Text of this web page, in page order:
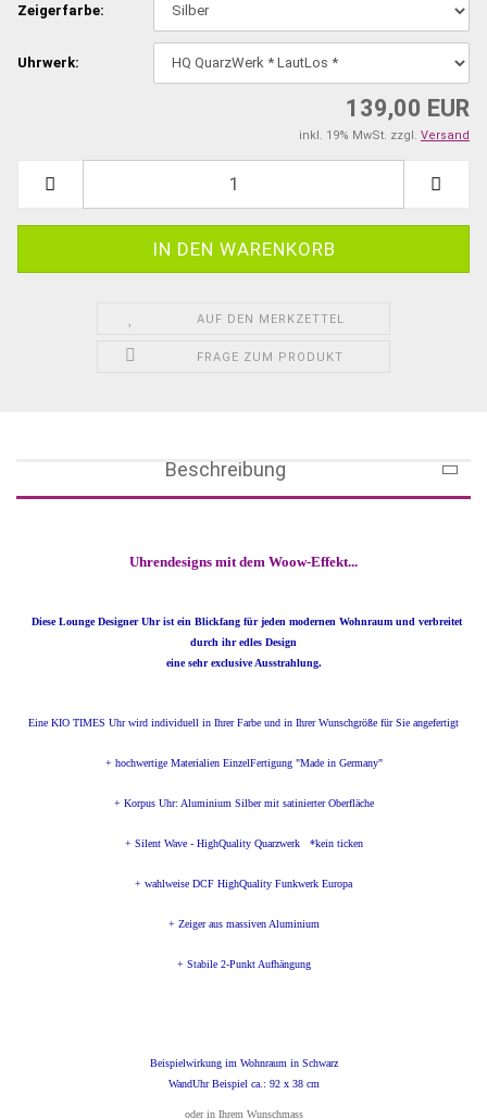
Zeigerfarbe:
Uhrwerk:
139,00 EUR
inkl. 19% MwSt. zzgl. Versand
AUF DEN MERKZETTEL
FRAGE ZUM PRODUKT
Beschreibung
Uhrendesigns mit dem Woow-Effekt...
Diese Lounge Designer Uhr ist ein Blickfang für jeden modernen Wohnraum und verbreitet
durch ihr edles Design
eine sehr exclusive Ausstrahlung.
Eine KIO TIMES Uhr wird individuell in Ihrer Farbe und in Ihrer Wunschgröße für Sie angefertigt
+ hochwertige Materialien EinzelFertigung "Made in Germany"
+ Korpus Uhr: Aluminium Silber mit satinierter Oberfläche
+ Silent Wave - HighQuality Quarzwerk *kein ticken
+ wahlweise DCF HighQuality Funkwerk Europa
+ Zeiger aus massiven Aluminium
+ Stabile 2-Punkt Aufhängung
Beispielwirkung im Wohnraum in Schwarz
WandUhr Beispiel ca.: 92 x 38 cm
oder in Ihrem Wunschmass